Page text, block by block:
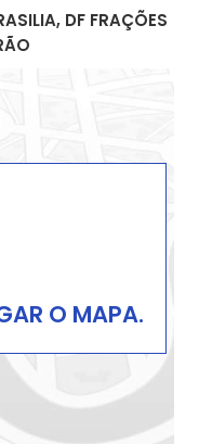
DF FRAÇÕES
O MAPA.